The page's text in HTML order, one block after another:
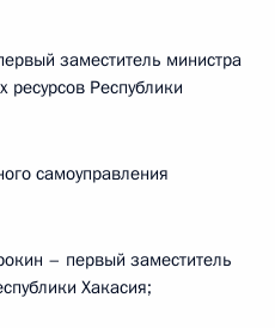
заместитель министра
Республики
самоуправления
– первый заместитель
Хакасия;